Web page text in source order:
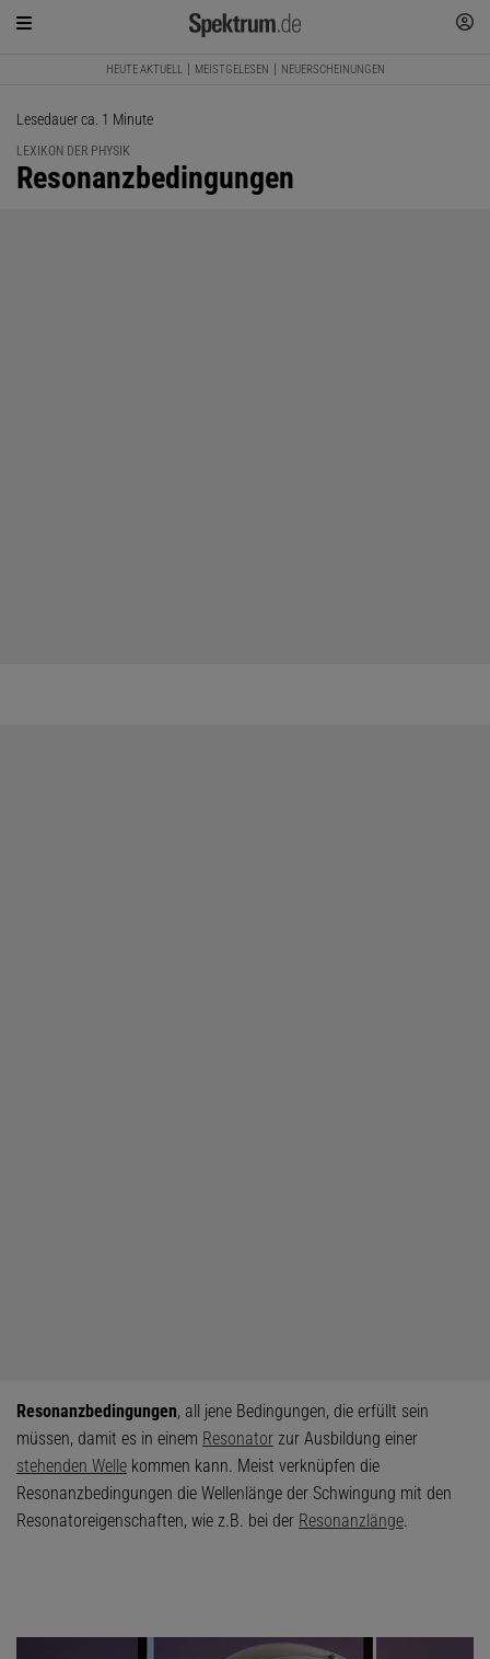
HEUTE AKTUELL MEISTGELESEN NEUERSCHEINUNGEN
Lesedauer ca. 1 Minute
LEXIKON DER PHYSIK
:
Resonanzbedingungen
Resonanzbedingungen, all jene Bedingungen, die erfüllt sein
müssen, damit es in einem Resonator zur Ausbildung einer
stehenden Welle kommen kann. Meist verknüpfen die
Resonanzbedingungen die Wellenlänge der Schwingung mit den
Resonatoreigenschaften, wie z.B. bei der Resonanzlänge.